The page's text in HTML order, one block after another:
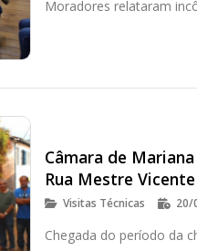
Moradores relataram
Câmara de
Rua Mestre Vicente
Visitas Técnicas 20/
Chegada do período da